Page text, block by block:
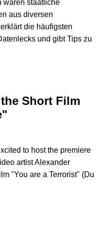
waren staatliche
aus diversen
die häufigsten
und gibt Tips zu
Short Film
to host the premiere
artist Alexander
"You are a Terrorist" (Du